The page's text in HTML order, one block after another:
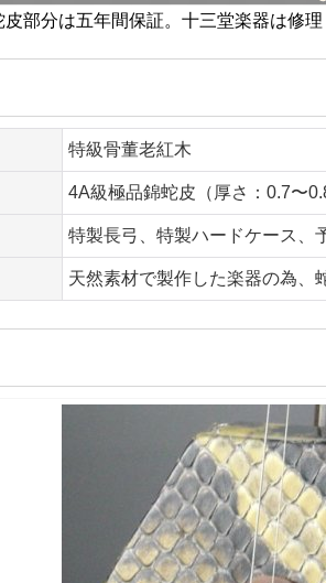
部分は五年間保証。十三堂楽器は修
特級骨董老紅木
4A級極品錦蛇皮（厚さ：0.7〜
特製長弓、特製ハードケース、
天然素材で製作した楽器の為、